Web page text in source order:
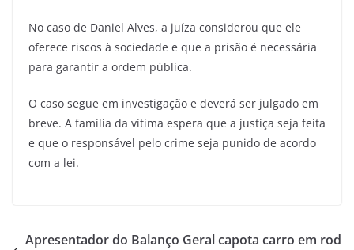
No caso de Daniel Alves, a juíza considerou que ele
oferece riscos à sociedade e que a prisão é necessária
para garantir a ordem pública.
O caso segue em investigação e deverá ser julgado em
breve. A família da vítima espera que a justiça seja feita
e que o responsável pelo crime seja punido de acordo
com a lei.
Apresentador do Balanço Geral capota carro em rod